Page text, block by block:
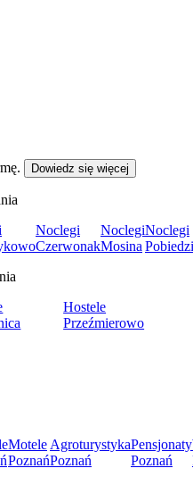
Dowiedz się więcej
Noclegi
Czerwonak
Noclegi
Mosina
Noclegi
Hostele
Przeźmierowo
Motele
Poznań
Agroturystyka
Poznań
Pensjonaty
Poznań